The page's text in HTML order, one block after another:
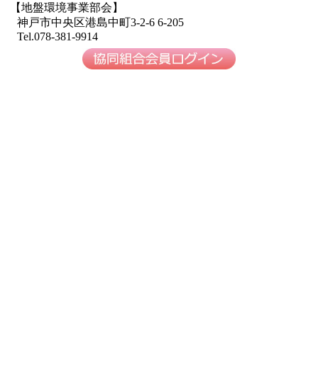
【地盤環境事業部会】
神戸市中央区港島中町3-2-6 6-205
Tel.078-381-9914